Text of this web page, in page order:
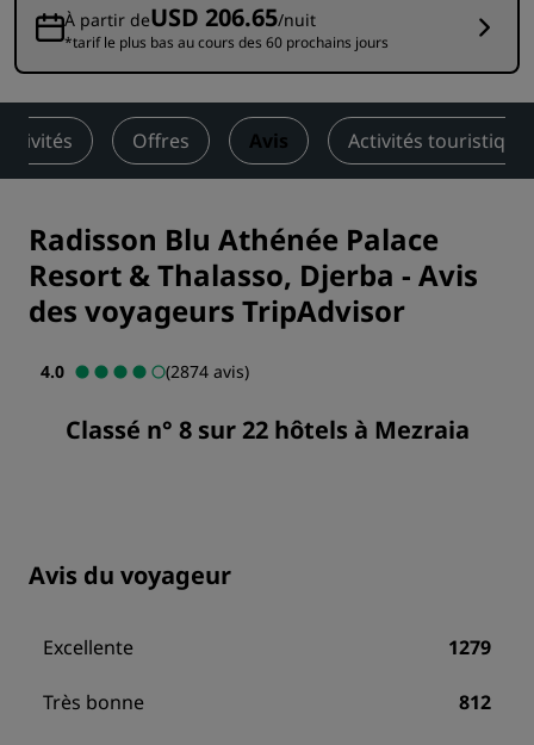
À partir deUSD 206.65/nuit
*tarif le plus bas au cours des 60 prochains jours
Offres Avis Activités
Radisson Blu Athénée Palace
Resort & Thalasso, Djerba - Avis
des voyageurs TripAdvisor
4.0 (2874 avis)
Classé n° 8 sur 22 hôtels à Mezraia
Avis du voyageur
Excellente 1279
Très bonne 812